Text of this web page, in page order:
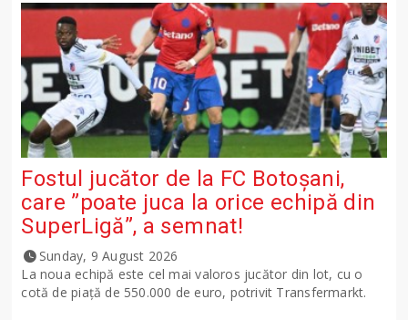
Fostul jucător de la FC Botoșani,
care ”poate juca la orice echipă din
SuperLigă”, a semnat!
Sunday, 9 August 2026
La noua echipă este cel mai valoros jucător din lot, cu o
cotă de piață de 550.000 de euro, potrivit Transfermarkt.